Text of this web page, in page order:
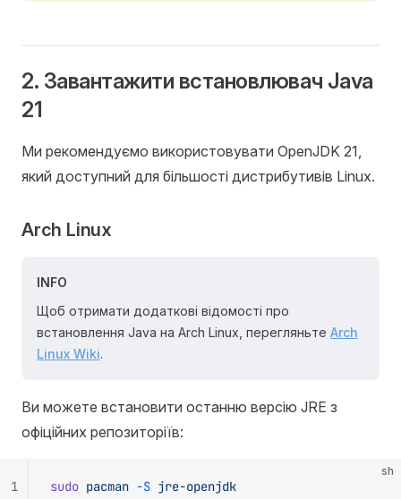
2. Завантажити встановлювач Java
21
Ми рекомендуємо використовувати OpenJDK 21,
який доступний для більшості дистрибутивів Linux.
Arch Linux
INFO
Щоб отримати додаткові відомості про
встановлення Java на Arch Linux, перегляньте Arch
Linux Wiki.
Ви можете встановити останню версію JRE з
офіційних репозиторіїв:
sh
sudo pacman -S jre-openjdk
1